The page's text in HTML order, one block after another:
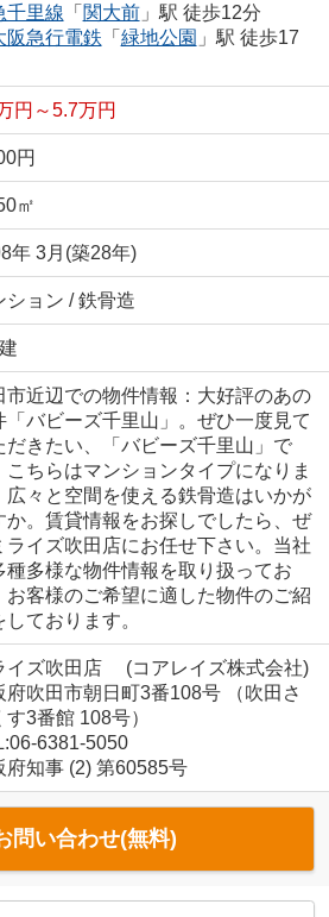
千里線 「 関大前」駅 徒歩12分
阪急行電鉄 「 緑地公園 」駅 徒歩17
円～5.7万円
円
㎡
年 3月(築28年)
ション / 鉄骨造
市近辺での物件情報：大好評のあの
「バビーズ千里山」。ぜひ一度見て
だきたい、「バビーズ千里山」で
こちらはマンションタイプになりま
広々と空間を使える鉄骨造はいかが
か。賃貸情報をお探しでしたら、ぜ
ライズ吹田店にお任せ下さい。当社
種多様な物件情報を取り扱ってお
お客様のご希望に適した物件のご紹
しております。
イズ吹田店 (コアレイズ株式会社)
府吹田市朝日町3番108号 （吹田さ
す3番館 108号）
6381-5050
府知事 (2) 第60585号
問い合わせ(無料)